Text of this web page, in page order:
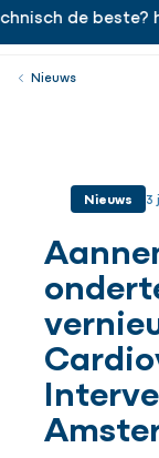
https://
de beste?
Nieuws
Nieuws 3